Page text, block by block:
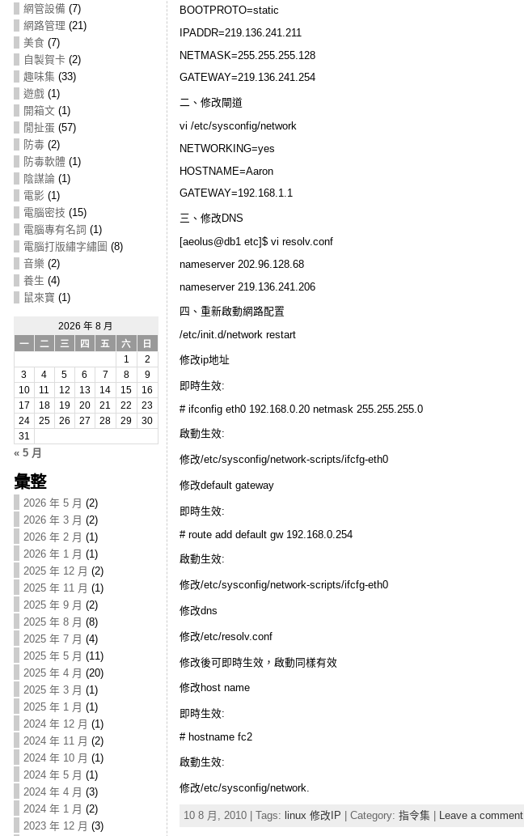
網管設備 (7)
網路管理 (21)
美食 (7)
自製賀卡 (2)
趣味集 (33)
遊戲(1)
開箱文(1)
閒扯蛋 (57)
防毒(2)
防毒軟體 (1)
陰謀論(1)
電影 (1)
電腦密技 (15)
電腦專有名詞 (1)
電腦打版繡字繡圖 (8)
音樂 (2)
養生 (4)
鼠來寶 (1)
2026 年 8 月
一
二 三 四 五 六
日
1
2
3
4 5 6 7 8
9
10
11 12 13 14 15
16
17
18 19 20 21 22
23
24
25 26 27 28 29
30
31
« 5 月
彙整
2026 年 5 月 (2)
2026 年 3 月 (2)
2026 年 2 月 (1)
2026 年 1 月 (1)
2025 年 12 月 (2)
2025 年 11 月 (1)
2025 年 9 月 (2)
2025 年 8 月 (8)
2025 年 7 月 (4)
2025 年 5 月 (11)
2025 年 4 月 (20)
2025 年 3 月 (1)
2025 年 1 月 (1)
2024 年 12 月 (1)
2024 年 11 月 (2)
2024 年 10 月 (1)
2024 年 5 月 (1)
2024 年 4 月 (3)
2024 年 1 月 (2)
2023 年 12 月 (3)
BOOTPROTO=static
IPADDR=219.136.241.211
NETMASK=255.255.255.128
GATEWAY=219.136.241.254
二、修改閘道
vi /etc/sysconfig/network
NETWORKING=yes
HOSTNAME=Aaron
GATEWAY=192.168.1.1
三、修改DNS
[aeolus@db1 etc]$ vi resolv.conf
nameserver 202.96.128.68
nameserver 219.136.241.206
四、重新啟動網路配置
/etc/init.d/network restart
修改ip地址
即時生效:
# ifconfig eth0 192.168.0.20 netmask 255.255.255.0
啟動生效:
修改/etc/sysconfig/network-scripts/ifcfg-eth0
修改default gateway
即時生效:
# route add default gw 192.168.0.254
啟動生效:
修改/etc/sysconfig/network-scripts/ifcfg-eth0
修改dns
修改/etc/resolv.conf
修改後可即時生效，啟動同樣有效
修改host name
即時生效:
# hostname fc2
啟動生效:
修改/etc/sysconfig/network.
10 8 月, 2010 | Tags: linux 修改IP | Category: 指令集 Leave a comment